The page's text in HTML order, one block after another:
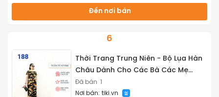
Đến nơi bán
6
Thời Trang Trung Niên - Bộ Lụa Hàn
Châu Dành Cho Các Bà Các Mẹ
2022 - Tuấn Tú Store
Đã bán 1
Nơi bán: tiki.vn